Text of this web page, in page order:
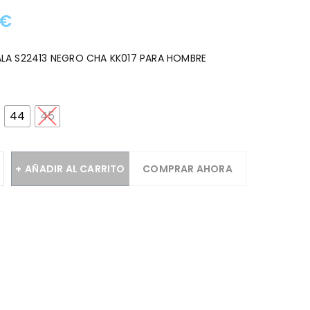
€
S22413 NEGRO CHA KK017 PARA HOMBRE
44 45
AÑADIR AL CARRITO COMPRAR AHORA